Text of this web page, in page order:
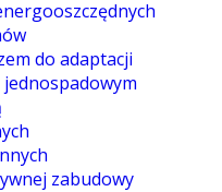
do adaptacji
zabudowy